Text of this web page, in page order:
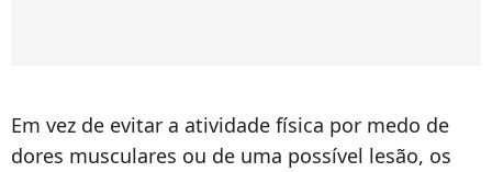
Em vez de evitar a atividade física por medo de
dores musculares ou de uma possível lesão, os